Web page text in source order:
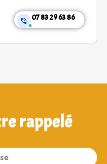
07 83 29 63 86
rappelé